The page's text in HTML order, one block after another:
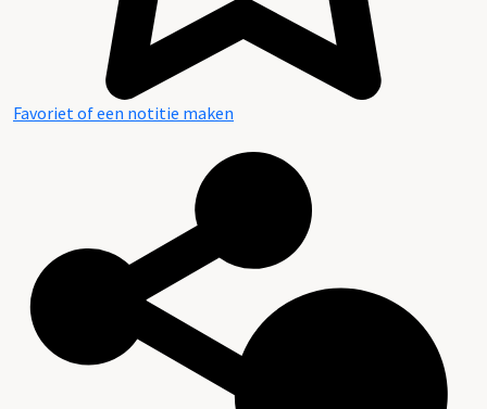
Favoriet of een notitie maken